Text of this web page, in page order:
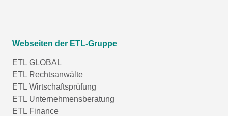
Webseiten der ETL-Gruppe
ETL GLOBAL
ETL Rechtsanwälte
ETL Wirtschaftsprüfung
ETL Unternehmensberatung
ETL Finance